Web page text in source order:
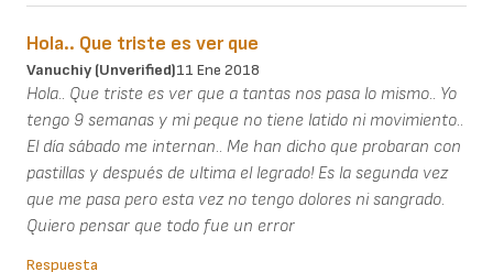
Hola.. Que triste es ver que
Vanuchiy (unverified)11 Ene 2018
Hola.. Que triste es ver que a tantas nos pasa lo mismo.. Yo
tengo 9 semanas y mi peque no tiene latido ni movimiento..
El día sábado me internan.. Me han dicho que probaran con
pastillas y después de ultima el legrado! Es la segunda vez
que me pasa pero esta vez no tengo dolores ni sangrado.
Quiero pensar que todo fue un error
Respuesta